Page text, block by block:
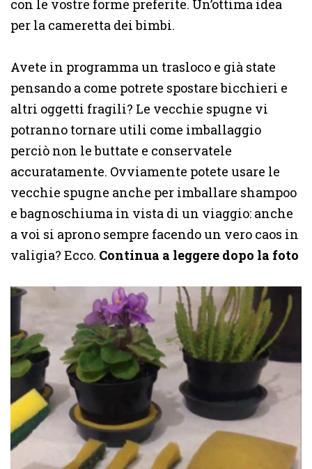
con le vostre forme preferite. Un’ottima idea
per la cameretta dei bimbi.
Avete in programma un trasloco e già state
pensando a come potrete spostare bicchieri e
altri oggetti fragili? Le vecchie spugne vi
potranno tornare utili come imballaggio
perciò non le buttate e conservatele
accuratamente. Ovviamente potete usare le
vecchie spugne anche per imballare shampoo
e bagnoschiuma in vista di un viaggio: anche
a voi si aprono sempre facendo un vero caos in
valigia? Ecco. Continua a leggere dopo la foto